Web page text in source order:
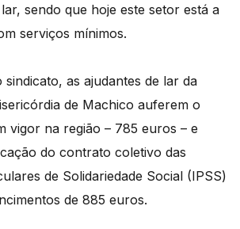
sendo que hoje este setor está a
serviços mínimos.
as ajudantes de lar da
de Machico auferem o
vigor na região – 785 euros – e
do contrato coletivo das
de Solidariedade Social (IPSS)
de 885 euros.